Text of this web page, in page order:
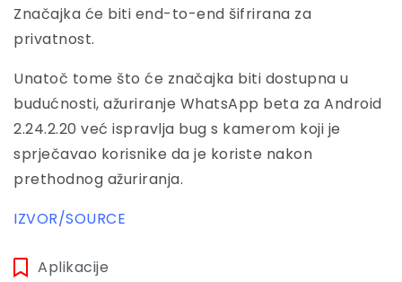
Značajka će biti end-to-end šifrirana za
privatnost.
Unatoč tome što će značajka biti dostupna u
budućnosti, ažuriranje WhatsApp beta za Android
2.24.2.20 već ispravlja bug s kamerom koji je
sprječavao korisnike da je koriste nakon
prethodnog ažuriranja.
IZVOR/SOURCE
Aplikacije